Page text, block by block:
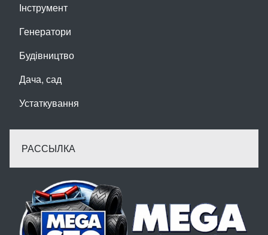
Інструмент
Генератори
Будівництво
Дача, сад
Устаткування
РАССЫЛКА